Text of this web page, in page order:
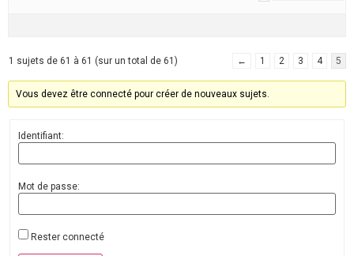
1 sujets de 61 à 61 (sur un total de 61) ← 1 2 3 4 5
Vous devez être connecté pour créer de nouveaux sujets.
Identifiant:
Mot de passe:
Rester connecté